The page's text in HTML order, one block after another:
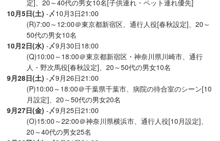
定]、20～40代の男女10名[子供連れ・ペット連れ優先]
10月5日(土) -〆10月3日21:00
(R)7:00～12:00＠東京都新宿区、通行人役[春秋設定]、20～
50代の男女10名
10月2日(水) -〆9月30日18:00
(Q)10:00～18:00＠東京都新宿区・神奈川県川崎市、通行
人・野次馬役[春秋設定]、20～50代の男女10名
9月28日(土) -〆9月26日21:00
(P)10:00～18:00＠千葉県千葉市、病院の待合室のシーン[10
月設定]、20～50代の男女20名
9月27日(金) -〆9月25日21:00
(O)15:00～22:00＠神奈川県横浜市、通行人役[10月設定]、
20～40代の男女25名